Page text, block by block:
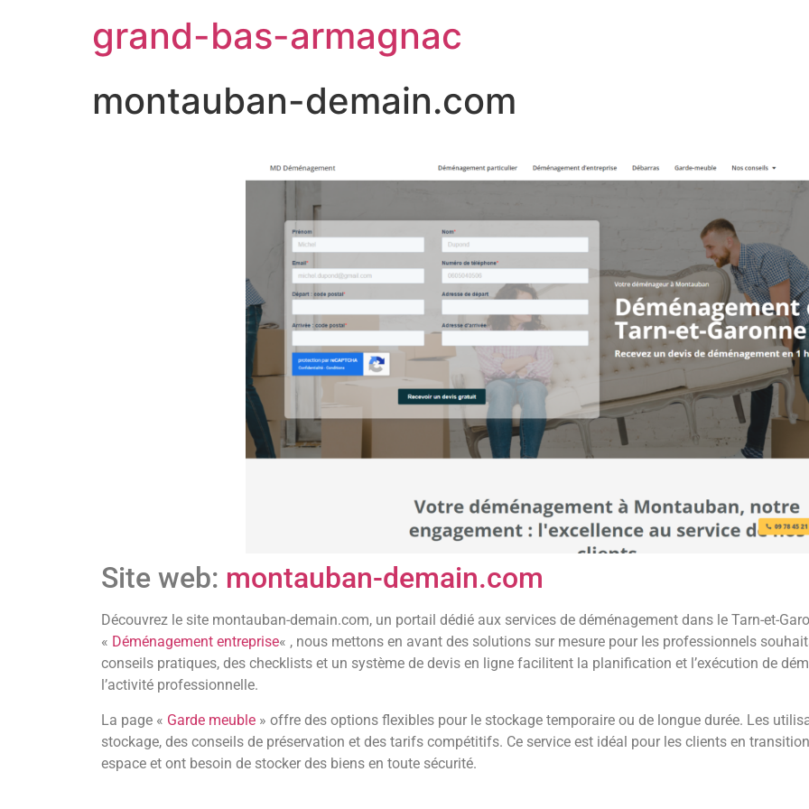
grand-bas-armagnac
montauban-demain.com
Site web: montauban-demain.com
Découvrez le site montauban-demain.com, un portail dédié aux services de déménagement dans le Tarn-et-
« Déménagement entreprise« , nous mettons en avant des solutions sur mesure pour les professionnels
conseils pratiques, des checklists et un système de devis en ligne facilitent la planification et l’exécution de
l’activité professionnelle.
La page « Garde meuble » offre des options flexibles pour le stockage temporaire ou de longue durée. Les
stockage, des conseils de préservation et des tarifs compétitifs. Ce service est idéal pour les clients en
espace et ont besoin de stocker des biens en toute sécurité.